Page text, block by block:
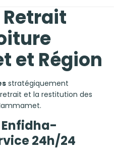
Retrait
et Région
stratégiquement
et la restitution des
24h/24